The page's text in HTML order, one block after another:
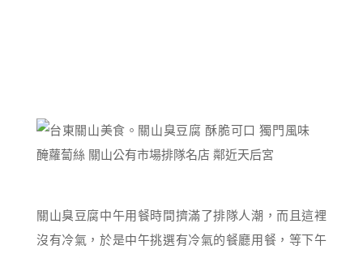
關山臭豆腐中午用餐時間擠滿了排隊人潮，而且這裡
沒有冷氣，於是中午挑選有冷氣的餐廳用餐，等下午